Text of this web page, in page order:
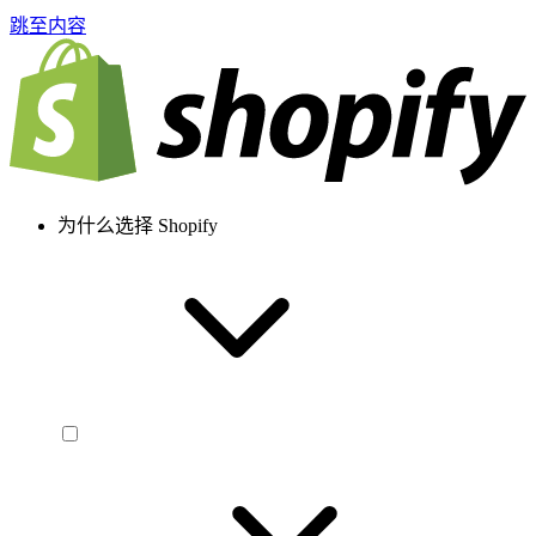
跳至内容
为什么选择 Shopify